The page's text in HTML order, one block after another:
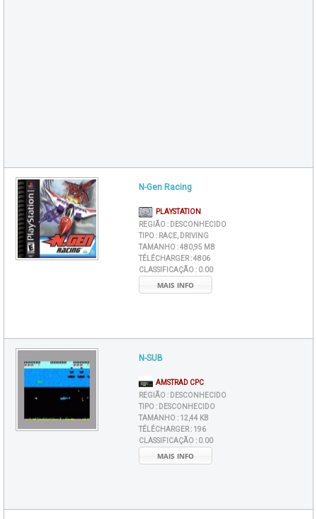
N-Gen Racing
PLAYSTATION
REGIÃO : DESCONHECIDO
TIPO : RACE, DRIVING
TAMANHO :480,95 MB
TÉLÉCHARGER :4806
CLASSIFICAÇÃO : 0.00
MAIS INFO
N-SUB
AMSTRAD CPC
REGIÃO : DESCONHECIDO
TIPO : DESCONHECIDO
TAMANHO : 12,44 KB
TÉLÉCHARGER : 196
CLASSIFICAÇÃO : 0.00
MAIS INFO